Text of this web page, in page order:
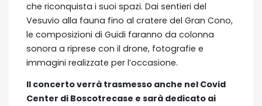
che riconquista i suoi spazi. Dai sentieri del
Vesuvio alla fauna fino al cratere del Gran Cono,
le composizioni di Guidi faranno da colonna
sonora a riprese con il drone, fotografie e
immagini realizzate per l’occasione.
Il concerto verrà trasmesso anche nel Covid
Center di Boscotrecase e sarà dedicato ai